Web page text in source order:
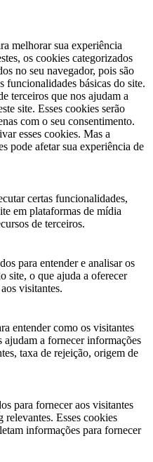
melhorar sua experiência
os cookies categorizados
no seu navegador, pois são
funcionalidades básicas do site.
terceiros que nos ajudam a
site. Esses cookies serão
com o seu consentimento.
esses cookies. Mas a
pode afetar sua experiência de
certas funcionalidades,
em plataformas de mídia
de terceiros.
​​para entender e analisar os
site, o que ajuda a oferecer
visitantes.
entender como os visitantes
ajudam a fornecer informações
taxa de rejeição, origem de
​​para fornecer aos visitantes
relevantes. Esses cookies
informações para fornecer